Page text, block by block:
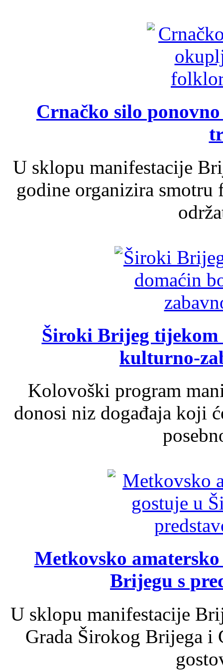
Crnačko silo
U sklopu manifestacije
godine organizira
Široki Brijeg tijekom
kulturno-
Kolovoški program
donosi niz događaja koji
Metkovsko
Brijegu s
U sklopu manifestacije
Grada Širokog Brijega